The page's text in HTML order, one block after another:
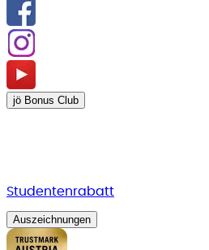
jö Bonus Club
Studentenrabatt
Auszeichnungen